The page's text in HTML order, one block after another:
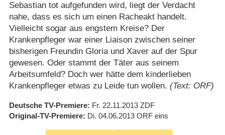
Sebastian tot aufgefunden wird, liegt der Verdacht
nahe, dass es sich um einen Racheakt handelt.
Vielleicht sogar aus engstem Kreise? Der
Krankenpfleger war einer Liaison zwischen seiner
bisherigen Freundin Gloria und Xaver auf der Spur
gewesen. Oder stammt der Täter aus seinem
Arbeitsumfeld? Doch wer hätte dem kinderlieben
Krankenpfleger etwas zu Leide tun wollen. (Text: ORF)
Deutsche TV-Premiere Fr. 22.11.2013 ZDF
Original-TV-Premiere
Di. 04.06.2013 ORF eins